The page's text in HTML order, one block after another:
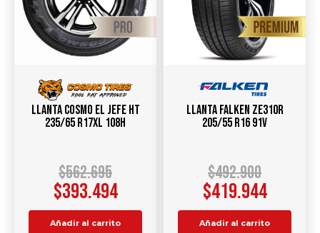
Llanta COSMO EL JEFE HT
235/65 R17XL 108H
$562.695
$393.494
Añadir al carrito
Llanta FALKEN ZE310R
205/55 R16 91V
$492.900
$419.944
Añadir al carrito